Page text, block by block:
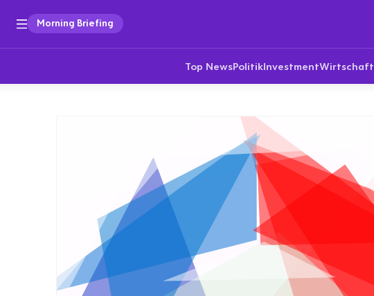
Morning Briefing
Top NewsPolitikInvestmentWirtschaft